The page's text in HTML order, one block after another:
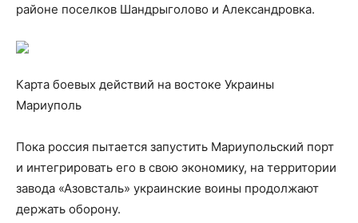
районе поселков Шандрыголово и Александровка.
Карта боевых действий на востоке Украины
Мариуполь
Пока россия пытается запустить Мариупольский порт
и интегрировать его в свою экономику, на территории
завода «Азовсталь» украинские воины продолжают
держать оборону.